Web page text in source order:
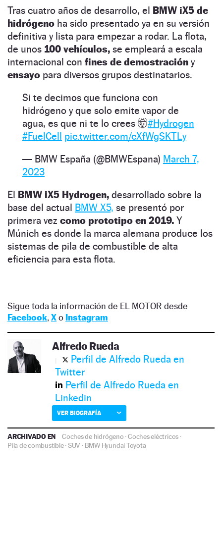
Tras cuatro años de desarrollo, el BMW iX5 de
hidrógeno ha sido presentado ya en su versión
definitiva y lista para empezar a rodar. La flota,
de unos 100 vehículos, se empleará a escala
internacional con fines de demostración y
ensayo para diversos grupos destinatarios.
Si te decimos que funciona con
hidrógeno y que solo emite vapor de
agua, es que ni te lo crees 🤯#Hydrogen
#FuelCell pic.twitter.com/cXfWgSKTLy
— BMW España (@BMWEspana) March 7,
2023
El BMW iX5 Hydrogen, desarrollado sobre la
base del actual BMW X5, se presentó por
primera vez como prototipo en 2019. Y
Múnich es donde la marca alemana produce los
sistemas de pila de combustible de alta
eficiencia para esta flota.
Sigue toda la información de EL MOTOR desde
Facebook, Xo Instagram
Alfredo Rueda
Perfil de Alfredo Rueda en
Twitter
Perfil de Alfredo Rueda en
Linkedin
VER BIOGRAFÍA
ARCHIVADO EN Coches de hidrógeno ·Coches eléctricos ·
Pila de combustible·SUV · BMW HyundaiToyota